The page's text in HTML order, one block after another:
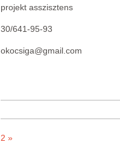
projekt asszisztens
30/641-95-93
okocsiga@gmail.com
2 »